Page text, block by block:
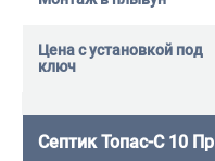
Септик Топас-С 10 Пр